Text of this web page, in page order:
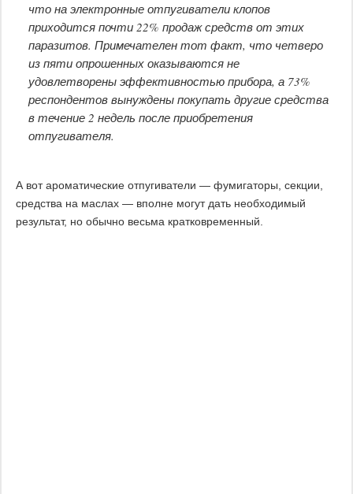
что на электронные отпугиватели клопов
приходится почти 22% продаж средств от этих
паразитов. Примечателен тот факт, что четверо
из пяти опрошенных оказываются не
удовлетворены эффективностью прибора, а 73%
респондентов вынуждены покупать другие средства
в течение 2 недель после приобретения
отпугивателя.
А вот ароматические отпугиватели — фумигаторы, секции,
средства на маслах — вполне могут дать необходимый
результат, но обычно весьма кратковременный.